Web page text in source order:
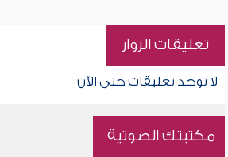
تعليقات الزوار
لا توجد تعليقات حتى الآن
مكتبتك الصوتية